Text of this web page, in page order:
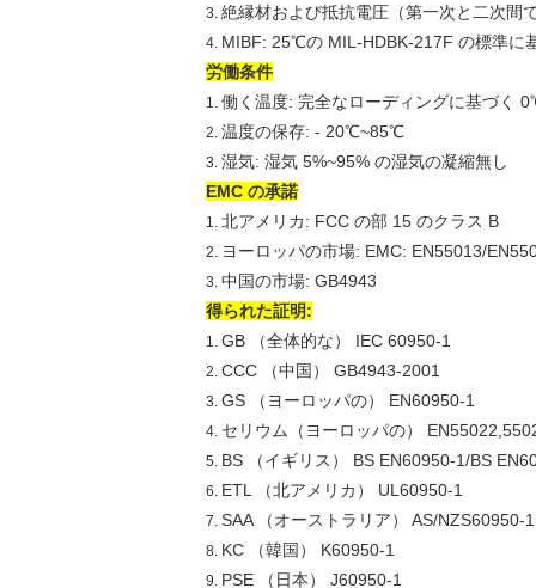
3. 絶縁材および抵抗電圧（第一次と二次間
4. MIBF: 25℃の MIL-HDBK-217F の標準に
労働条件
1. 働く温度: 完全なローディングに基づく
2. 温度の保存: - 20℃~85℃
3. 湿気: 湿気 5%~95% の湿気の凝縮無し
EMC の承諾
1. 北アメリカ: FCC の部 15 のクラス B
2. ヨーロッパの市場: EMC: EN55013/
3. 中国の市場: GB4943
得られた証明:
1. GB （全体的な） IEC 60950-1
2. CCC （中国） GB4943-2001
3. GS （ヨーロッパの） EN60950-1
4. セリウム（ヨーロッパの）
5. BS （イギリス） BS EN60950-1/BS
6. ETL （北アメリカ） UL60950-1
7. SAA （オーストラリア） AS/NZS60950-1
8. KC （韓国） K60950-1
9. PSE （日本） J60950-1